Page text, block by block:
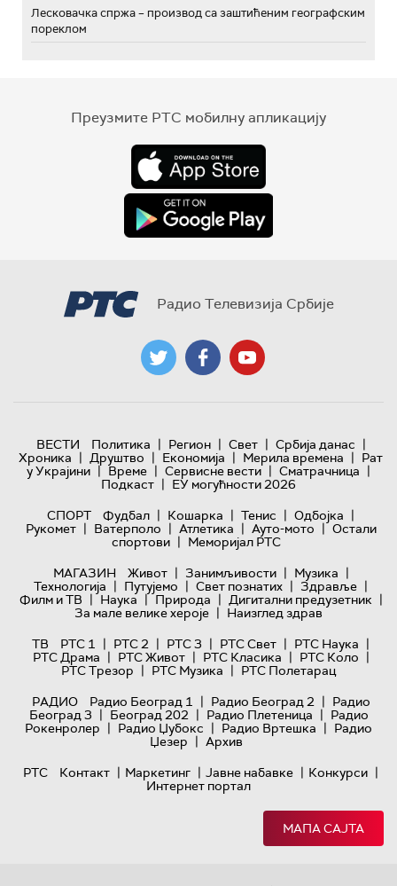
Лесковачка спржа – производ са заштићеним географским
пореклом
Преузмите РТС мобилну апликацију
Радио Телевизија Србије
ВЕСТИ Политика | Регион | Свет | Србија данас |
Хроника | Друштво | Економија | Мерила времена | Рат
у Украјини | Време | Сервисне вести | Сматрачница |
Подкаст | ЕУ могућности 2026
СПОРТ
Фудбал | Кошарка | Тенис | Одбојка |
Рукомет | Ватерполо | Атлетика | Ауто-мото | Остали
спортови | Меморијал РТС
МАГАЗИН
Живот | Занимљивости | Музика |
Технологијa | Путујемо | Свет познатих | Здравље |
Филм и ТВ | Наука | Природа | Дигитални предузетник |
За мале велике хероје | Наизглед здрав
ТВ
РТС 1 | РТС 2 | РТС 3 | РТС Свет | РТС Наука |
РТС Драма | РТС Живот | РТС Класика | РТС Коло |
РТС Трезор | РТС Музика | РТС Полетарац
РАДИО
Радио Београд 1 | Радио Београд 2 | Радио
Београд 3 | Београд 202 | Радио Плетеница | Радио
Рокенролер | Радио Џубокс | Радио Вртешка | Радио
Џезер | Архив
РТС
Контакт | Маркетинг | Јавне набавке | Конкурси |
Интернет портал
МАПА САЈТА